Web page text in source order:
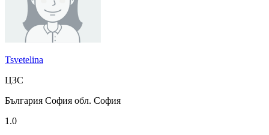
Tsvetelina
ЦЗС
България София обл. София
1.0